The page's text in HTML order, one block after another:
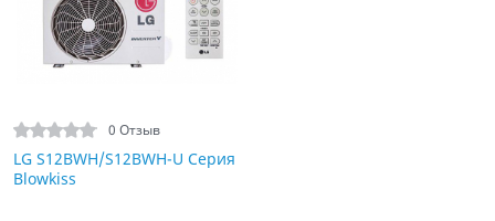
0 Отзыв
LG S12BWH/S12BWH-U Серия
Blowkiss